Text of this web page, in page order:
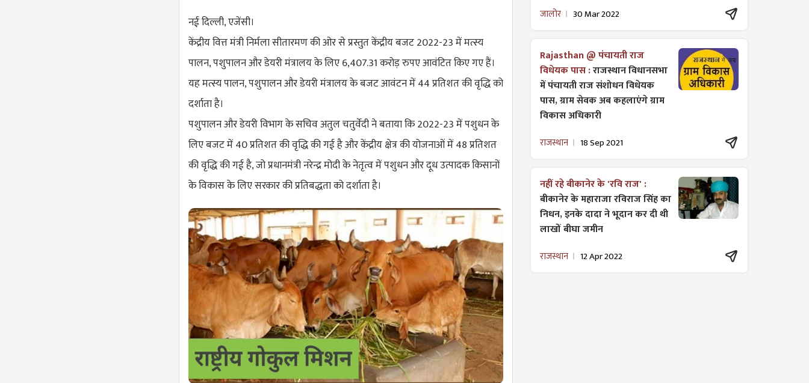
नई दिल्ली, एजेंसी।
केंद्रीय वित्त मंत्री निर्मला सीतारमण की ओर से प्रस्तुत केंद्रीय बजट 2022-23 में मत्स्य
पालन, पशुपालन और डेयरी मंत्रालय के लिए 6,407.31 करोड़ रुपए आवंटित किए गए हैं।
यह मत्स्य पालन, पशुपालन और डेयरी मंत्रालय के बजट आवंटन में 44 प्रतिशत की वृद्धि को
दर्शाता है।
पशुपालन और डेयरी विभाग के सचिव अतुल चतुर्वेदी ने बताया कि 2022-23 में पशुधन के
लिए बजट में 40 प्रतिशत की वृद्धि की गई है और केंद्रीय क्षेत्र की योजनाओं में 48 प्रतिशत
की वृद्धि की गई है, जो प्रधानमंत्री नरेन्द्र मोदी के नेतृत्व में पशुधन और दूध उत्पादक किसानों
के विकास के लिए सरकार की प्रतिबद्धता को दर्शाता है।
जालोर 30 Mar 2022
Rajasthan @ पंचायती राज
विधेयक पास :राजस्थान विधानसभा
में पंचायती राज ​संशोधन विधेयक
पास, ग्राम सेवक अब कहलाएंगे ग्राम
विकास अधिकारी
राजस्थान 18 Sep 2021
नहीं रहे बीकानेर के 'रवि राज' :
बीकानेर के महाराजा रविराज सिंह का
निधन, इनके दादा ने भूदान कर दी थी
लाखों बीघा जमीन
राजस्थान 12 Apr 2022